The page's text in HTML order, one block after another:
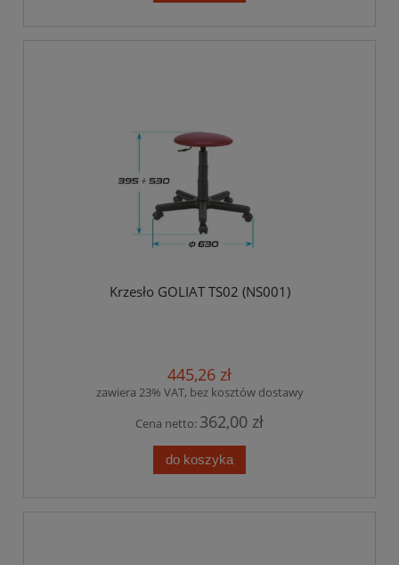
Krzesło GOLIAT TS02 (NS001)
445,26 zł
zawiera 23% VAT, bez kosztów dostawy
Cena netto: 362,00 zł
do koszyka